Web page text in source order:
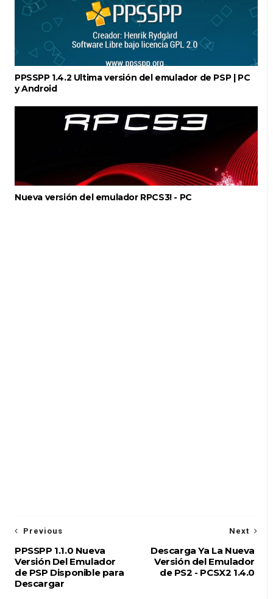
PPSSPP 1.4.2 Ultima versión del emulador de PSP | PC
y Android
Nueva versión del emulador RPCS3! - PC
Next
Descarga Ya La Nueva
Versión del Emulador
de PS2 - PCSX2 1.4.0
Previous
PPSSPP 1.1.0 Nueva
Versión Del Emulador
de PSP Disponible para
Descargar